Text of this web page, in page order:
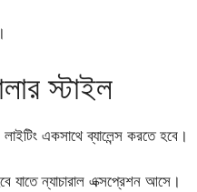
স্টাইল
একসাথে ব্যালেন্স করতে হবে।
যাতে ন্যাচারাল এক্সপ্রেশন আসে।